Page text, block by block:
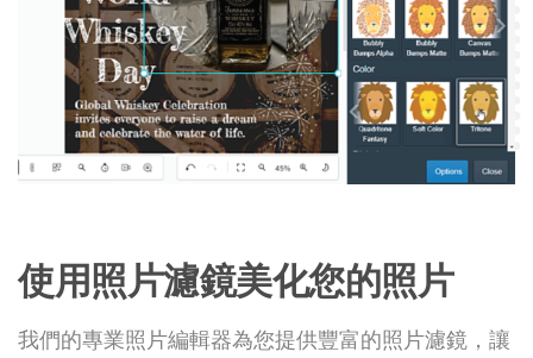
使用照片濾鏡美化您的照片
我們的專業照片編輯器為您提供豐富的照片濾鏡，讓